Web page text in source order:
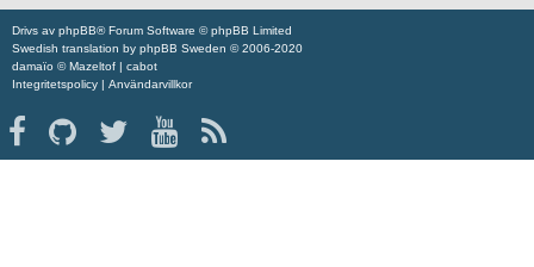
Drivs av phpBB® Forum Software © phpBB Limited
Swedish translation by phpBB Sweden © 2006-2020
damaïo ©Mazeltof | cabot
Integritetspolicy | Användarvillkor